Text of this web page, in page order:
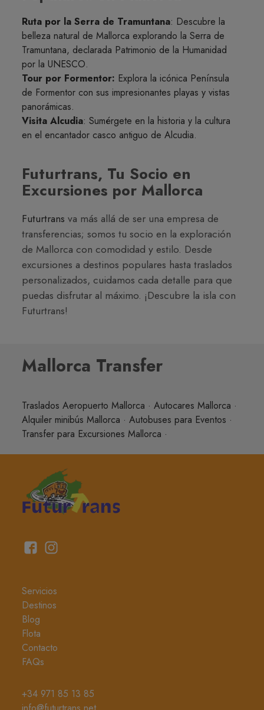
Ruta por la Serra de Tramuntana: Descubre la
belleza natural de Mallorca explorando la Serra de
Tramuntana, declarada Patrimonio de la Humanidad
por la UNESCO.
Tour por Formentor: Explora la icónica Península
de Formentor con sus impresionantes playas y vistas
panorámicas.
Visita Alcudia: Sumérgete en la historia y la cultura
en el encantador casco antiguo de Alcudia.
Futurtrans, Tu Socio en
Excursiones por Mallorca
Futurtrans va más allá de ser una empresa de
transferencias; somos tu socio en la exploración
de Mallorca con comodidad y estilo. Desde
excursiones a destinos populares hasta traslados
personalizados, cuidamos cada detalle para que
puedas disfrutar al máximo. ¡Descubre la isla con
Futurtrans!
Mallorca Transfer
Traslados Aeropuerto Mallorca · Autocares Mallorca ·
Alquiler minibús Mallorca · Autobuses para Eventos ·
Transfer para Excursiones Mallorca ·
Servicios
Destinos
Blog
Flota
Contacto
FAQs
+34 971 85 13 85